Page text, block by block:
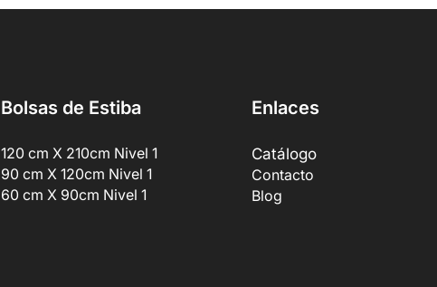
Bolsas de Estiba
120 cm X 210cm Nivel 1
90 cm X 120cm Nivel 1
60 cm X 90cm Nivel 1
Enlaces
Catálogo
Contacto
Blog